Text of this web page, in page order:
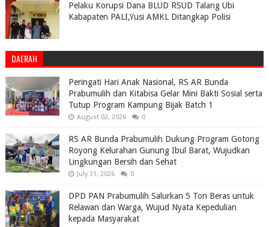
Pelaku Korupsi Dana BLUD RSUD Talang Ubi
Kabapaten PALI,Yusi AMKL Ditangkap Polisi
DAERAH
Peringati Hari Anak Nasional, RS AR Bunda
Prabumulih dan Kitabisa Gelar Mini Bakti Sosial serta
Tutup Program Kampung Bijak Batch 1
August 02, 2026 0
RS AR Bunda Prabumulih Dukung Program Gotong
Royong Kelurahan Gunung Ibul Barat, Wujudkan
Lingkungan Bersih dan Sehat
July 31, 2026 0
DPD PAN Prabumulih Salurkan 5 Ton Beras untuk
Relawan dan Warga, Wujud Nyata Kepedulian
kepada Masyarakat